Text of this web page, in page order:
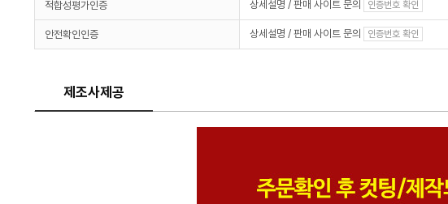
적합성평가인증 상세설명 / 판매 사이트 문의 인증번호 확인
안전확인인증 상세설명 / 판매 사이트 문의 인증번호 확인
제조사제공